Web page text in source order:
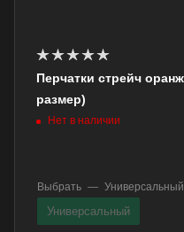
Перчатки стрейч
размер)
Нет в наличии
Выбрать — Универсальный
Универсальный